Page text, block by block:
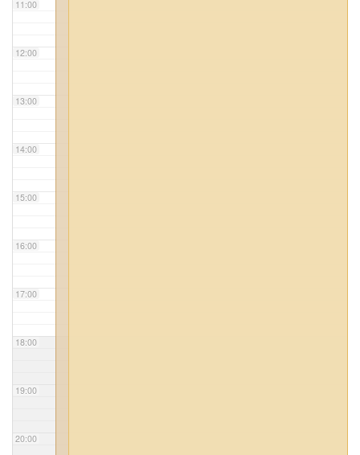
11:00
12:00
13:00
14:00
15:00
16:00
17:00
18:00
19:00
20:00